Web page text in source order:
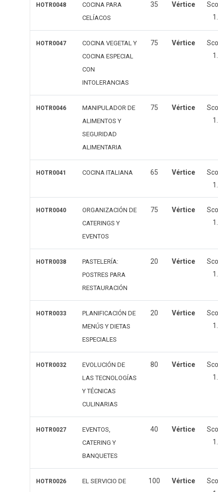
HOTR0048
COCINA PARA
CELÍACOS
35 Vértice
HOTR0047
COCINA VEGETAL Y
COCINA ESPECIAL
CON
INTOLERANCIAS
75 Vértice
HOTR0046
MANIPULADOR DE
ALIMENTOS Y
SEGURIDAD
ALIMENTARIA
75 Vértice
HOTR0041 COCINA ITALIANA 65 Vértice
HOTR0040
ORGANIZACIÓN DE
CATERINGS Y
EVENTOS
75 Vértice
HOTR0038
PASTELERÍA:
POSTRES PARA
RESTAURACIÓN
20 Vértice
HOTR0033
PLANIFICACIÓN DE
MENÚS Y DIETAS
ESPECIALES
20 Vértice
HOTR0032
EVOLUCIÓN DE
LAS TECNOLOGÍAS
Y TÉCNICAS
CULINARIAS
80 Vértice
HOTR0027
EVENTOS,
CATERING Y
BANQUETES
40 Vértice
HOTR0026
EL SERVICIO DE
100 Vértice